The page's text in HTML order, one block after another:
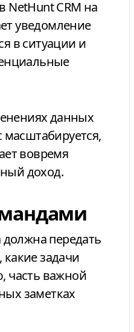
NetHunt CRM на
уведомление
в ситуации и
данных
масштабируется,
вовремя
доход.
должна передать
задачи
часть важной
заметках